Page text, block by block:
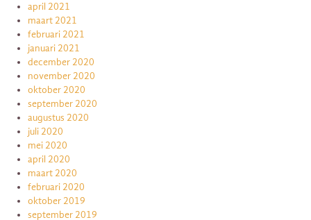
april 2021
maart 2021
februari 2021
januari 2021
december 2020
november 2020
oktober 2020
september 2020
augustus 2020
juli 2020
mei 2020
april 2020
maart 2020
februari 2020
oktober 2019
september 2019